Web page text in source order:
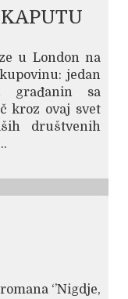
u London na
jedan
sa
kroz ovaj svet
društvenih
‘’Nigdje,